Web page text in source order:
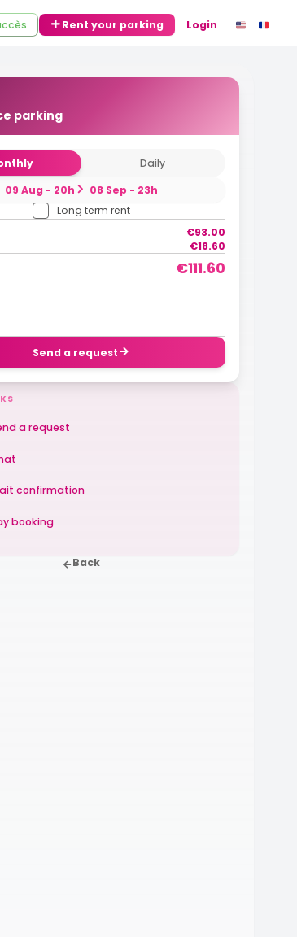
Rent your parking Login
parking
Daily
09 Aug - 20h
08 Sep - 23h
Long term rent
€93.00
€18.60
€111.60
Send a request
a request
confirmation
booking
Back